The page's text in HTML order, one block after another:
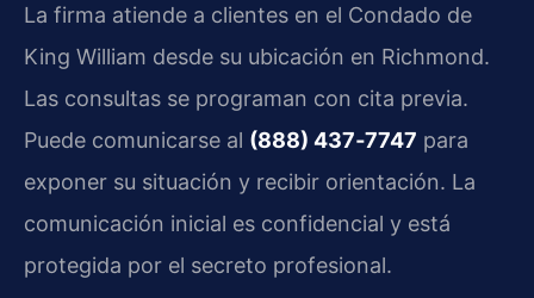
La firma atiende a clientes en el Condado de
King William desde su ubicación en Richmond.
Las consultas se programan con cita previa.
Puede comunicarse al (888) 437‑7747 para
exponer su situación y recibir orientación. La
comunicación inicial es confidencial y está
protegida por el secreto profesional.